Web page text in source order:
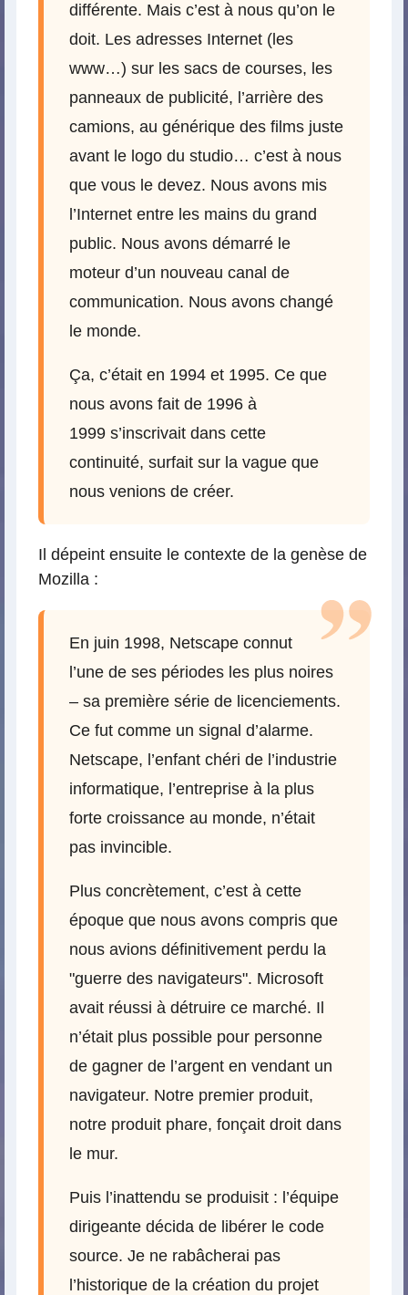
différente. Mais c’est à nous qu’on le
doit. Les adresses Internet (les
www…) sur les sacs de courses, les
panneaux de publicité, l’arrière des
camions, au générique des films juste
avant le logo du studio… c’est à nous
que vous le devez. Nous avons mis
l’Internet entre les mains du grand
public. Nous avons démarré le
moteur d’un nouveau canal de
communication. Nous avons changé
le monde.
Ça, c’était en 1994 et 1995. Ce que
nous avons fait de 1996 à
1999 s’inscrivait dans cette
continuité, surfait sur la vague que
nous venions de créer.
Il dépeint ensuite le contexte de la genèse de
Mozilla :
En juin 1998, Netscape connut
l’une de ses périodes les plus noires
– sa première série de licenciements.
Ce fut comme un signal d’alarme.
Netscape, l’enfant chéri de l’industrie
informatique, l’entreprise à la plus
forte croissance au monde, n’était
pas invincible.
Plus concrètement, c’est à cette
époque que nous avons compris que
nous avions définitivement perdu la
"guerre des navigateurs". Microsoft
avait réussi à détruire ce marché. Il
n’était plus possible pour personne
de gagner de l’argent en vendant un
navigateur. Notre premier produit,
notre produit phare, fonçait droit dans
le mur.
Puis l’inattendu se produisit : l’équipe
dirigeante décida de libérer le code
source. Je ne rabâcherai pas
l’historique de la création du projet